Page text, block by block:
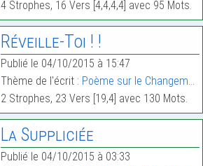
4 Strophes, 16 Vers [4,4,4,4] avec 95 Mots.
Réveille-Toi ! !
Publié le 04/10/2015 à 15:47
Thème de l'écrit : Poème sur le Changement
2 Strophes, 23 Vers [19,4] avec 130 Mots.
La Suppliciée
Publié le 04/10/2015 à 03:33